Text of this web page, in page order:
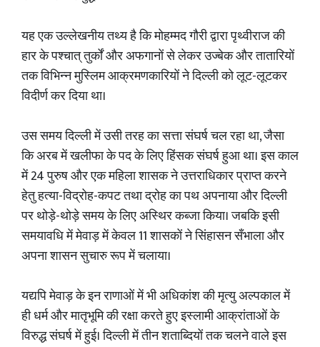
यह एक उल्लेखनीय तथ्य है कि मोहम्मद गौरी द्वारा पृथ्वीराज की
हार के पश्चात् तुर्कों और अफगानों से लेकर उज्बेक और तातारियों
तक विभिन्न मुस्लिम आक्रमणकारियों ने दिल्ली को लूट-लूटकर
विदीर्ण कर दिया था।
उस समय दिल्ली में उसी तरह का सत्ता संघर्ष चल रहा था, जैसा
कि अरब में खलीफा के पद के लिए हिंसक संघर्ष हुआ था। इस काल
में 24 पुरुष और एक महिला शासक ने उत्तराधिकार प्राप्त करने
हेतु हत्या-विद्रोह-कपट तथा द्रोह का पथ अपनाया और दिल्ली
पर थोड़े-थोड़े समय के लिए अस्थिर कब्जा किया। जबकि इसी
समयावधि में मेवाड़ में केवल 11 शासकों ने सिंहासन सँभाला और
अपना शासन सुचारु रूप में चलाया।
यद्यपि मेवाड़ के इन राणाओं में भी अधिकांश की मृत्यु अल्पकाल में
ही धर्म और मातृभूमि की रक्षा करते हुए इस्लामी आक्रांताओं के
विरुद्ध संघर्ष में हुई। दिल्ली में तीन शताब्दियों तक चलने वाले इस